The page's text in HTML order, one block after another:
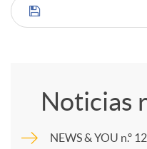
C
m
Noticias
NEWS & YOU n.º 12